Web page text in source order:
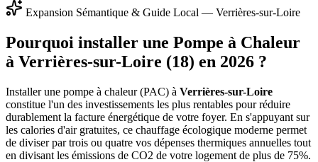
Expansion Sémantique & Guide Local — Verrières-sur-Loire
Pourquoi installer une Pompe à Chaleur
à Verrières-sur-Loire (18) en 2026 ?
Installer une pompe à chaleur (PAC) à Verrières-sur-Loire
constitue l'un des investissements les plus rentables pour réduire
durablement la facture énergétique de votre foyer. En s'appuyant sur
les calories d'air gratuites, ce chauffage écologique moderne permet
de diviser par trois ou quatre vos dépenses thermiques annuelles tout
en divisant les émissions de CO2 de votre logement de plus de 75%.